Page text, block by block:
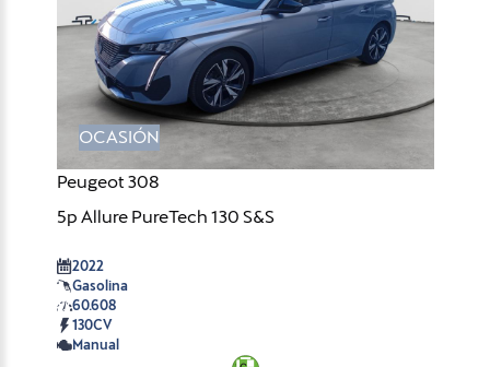
OCASIÓN
Peugeot 308
5p Allure PureTech 130 S&S
2022
Gasolina
60.608
130CV
Manual